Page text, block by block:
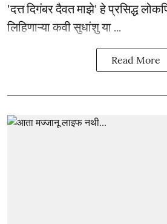
'दत्त दिगंबर दैवत माझे' हे प्रसिद्ध
लिहिणाऱ्या कवी सुधांशु या ...
Read More